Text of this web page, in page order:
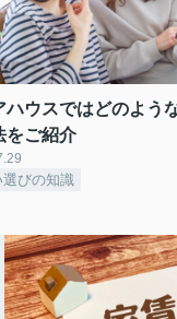
ハウスではどのよう
をご紹介
選びの知識